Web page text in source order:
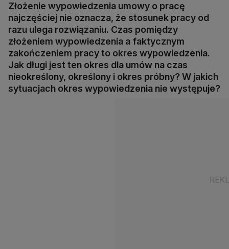
Złożenie wypowiedzenia umowy o pracę
najczęściej nie oznacza, że stosunek pracy od
razu ulega rozwiązaniu. Czas pomiędzy
złożeniem wypowiedzenia a faktycznym
zakończeniem pracy to okres wypowiedzenia.
Jak długi jest ten okres dla umów na czas
nieokreślony, określony i okres próbny? W jakich
sytuacjach okres wypowiedzenia nie występuje?